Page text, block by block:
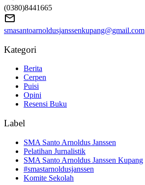
(0380)8441665
smasantoarnoldusjanssenkupang@gmail.com
Kategori
Berita
Cerpen
Puisi
Opini
Resensi Buku
Label
SMA Santo Arnoldus Janssen
Pelatihan Jurnalistik
SMA Santo Arnoldus Janssen Kupang
#smastarnoldusjanssen
Komite Sekolah